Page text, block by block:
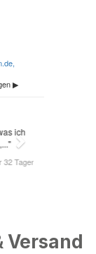
Versand